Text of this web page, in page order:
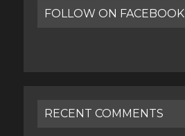
FOLLOW ON FACEBOOK
RECENT COMMENTS